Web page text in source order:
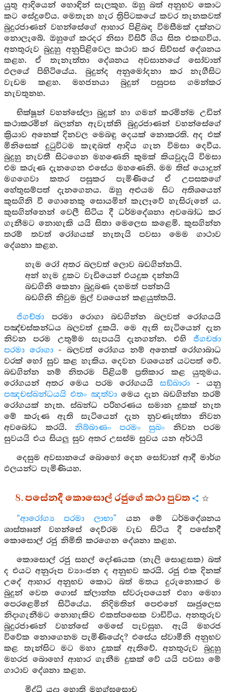
යුතු ආදියෙන් හොඳින් සැලකූහ. ඔහු බත් අනුභව කොට
කට සේදුවේය. මෙතැන හැර ත්‍රිපිටකයේ කවර තැනකවත්
බුදුරජාණන් වහන්සේගේ ආහාර පිළිබඳ විමසීමක් දක්නට
නොලැබේ. ඔහුගේ කරදර නිසා විසිරී ගිය සිත එකඟවිය.
අනතුරුව බුදුහු අනුපිළිවෙල කථාව කර සිව්සස් දේශනය
කළහ. ඒ තැනැත්තා දේශනය අවසානයේ සෝවාන්
ඵලයේ පිහිටියේය. බුදුන්ද අනුමෝදනා කර නැගීසිට
වැඩම කළහ. මහජනයා බුදුන් පසුපස ගමන්කර
නැවතුනහ.
භික්ෂූන් වහන්සේලා බුදුන් හා ගමන් කරමින්ම උඩින්
කථාකරමින් බලන්න ඇවැත්නි බුදුරජාණන් වහන්සේගේ
ක්‍රියාව අනෙක් දිනවල මෙබඳු දෙයක් නොකරති. අද එක්
මිනිසෙක් දුටුවිටම කැඳබත් ආදිය ගැන විමසා දෙවීය.
බුදුහු නැවතී සිටගෙන මහණෙනි කුමක් කියවුදැයි විමසා
එම කරුණ දැනගෙන එසේය මහණෙනි. මම තිස් යොදුන්
මගගෙවා කතර පසුකර පැමිණියේ ඒ උපසකගේ
හේතුසම්පත් දැනගෙනය. ඔහු අළුයම සිට අතිශයෙන්
කුසගිනි වී ගොනෙකු සොයමින් කැලෑවේ හැසිරුනේ ය.
කුසගින්නෙන් වෙලී සිටිය දී ධර්මදේශනා අවබෝධ කර
ගැනීමට නොහැකි යයි සිතා මෙලෙස කළෙමි. කුසගින්න
තරම් තවත් රෝගයක් නැතැයි පවසා මෙම ගාථාව
දේශනා කළහ.
හැම රෝ අතර බලවත් ලොව බඩගින්නයි.
අන් හැම දුකට වැඩියෙන් එයදුක දන්නයි
බඩගිනි කෙනා බුදුබණ දහමත් පන්නයි
බඩගිනි නිවුම මුල් වශයෙන් කළයුත්තයි.
ජිගච්ඡාපරමා රොගා බඩගින්න බලවත් රෝගයයි
පඤ්චස්කන්ධය බලවත් දුකයි. මෙ ඇති සැටියෙන් දැන
නිවන පරම උතුම්ම සැපයයි දැනගන්න. එහි ජීගචඡා
පරමා රොගා - බලවත් රෝගය නම් අනෙක් රෝගාබාධ
වරක් හෝ සුව කළ හැකිය. දෙවන වශයෙන් යටපත් වේ.
බඩගින්න නම් නිතරම පිළියම් ප්‍රතිකාර කළ යුතුමය.
රෝගයන් අතර මෙය පරම රෝගයයි සඞ්ඛාරා - යනු
පඤචස්ඛන්ධයයි එතං ඤත්වා මෙය දැන බඩගින්න තරම්
රෝගයක් නැත. ස්ඛන්ධ පරිහරණය සමාන දුකක් නැත
මේ කරුණ ඇති සැටියෙන් දැන නුවණැත්තා නිවන
අවබෝධ කරයි. නිබ්බාණං පරමං සුඛං නිවන පරම
සුවයයි එය සියලු සුව අතර උසස්ම සුවය යන අර්ථයි
දෙසුම අවසානයේ බොහෝ දෙන සෝවාන් ආදී මාර්ග
ඵලයන්ට පැමිණියහ.
8. පසේනදී කොසොල් රජුගේ කථා පුවත
“ආරෝග්‍ය පරමා ලාභා” යන මේ ධර්මදේශනය
ශාස්තෲන් වහන්සේ දෙව්රම වැඩ සිටිය දී පසේනදී
කොසොල් රජු නිමිති කරගෙන දේශනා කළහ.
කොසොල් රජු සහල් දෝණයක (නැලි සොළසක) බත්
ද එයට අනුරූප ව්‍යාංජන ද අනුභව කරයි. රජු එක දිනක්
උදේ ආහාර අනුභව කොට බත් මතය දුරුනොකර ම
බුදුන් වෙත ගොස් ක්ලාන්ත ස්වරූපයෙන් එහා මෙහා
පෙරළෙමින් සිටියේය. නිදිමතින් පෙළුනේ ඍජුලෙස
නිදාගැනීමට නොහැකිව එකත්පසෙක වාඩිවිය. අනතුරුව
බුදුරජාණන් වහන්සේ මෙසේ පැවසුහ. ඇයි මහරජ
විවේක නොගෙනම පැමිණියේද? එසේය ස්වාමීනි අනුභව
කළ තැන්සිට මට මහා දුකක් ඇතිවේ. අනතුරුව බුදුහු
මහරජ බොහෝ ආහාර ගැනීම දුකක් වේ යයි පවසා මේ
ගාථාව දේශනා කළහ.
මිද්ධි යදා හොති මහග්ඝසොච